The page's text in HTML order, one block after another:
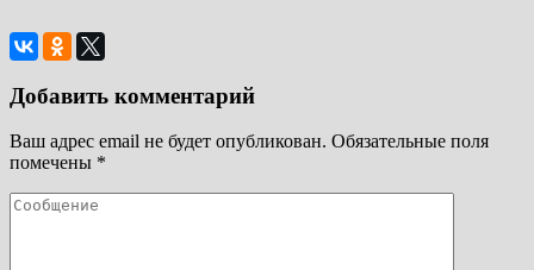
Добавить комментарий
Ваш адрес email не будет опубликован. Обязательные поля
помечены *